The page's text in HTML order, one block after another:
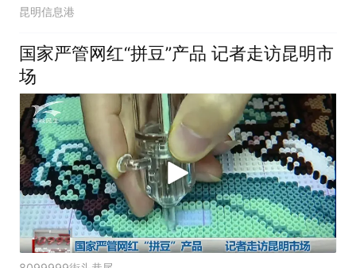
昆明信息港
国家严管网红“拼豆”产品 记者走访昆明市
场